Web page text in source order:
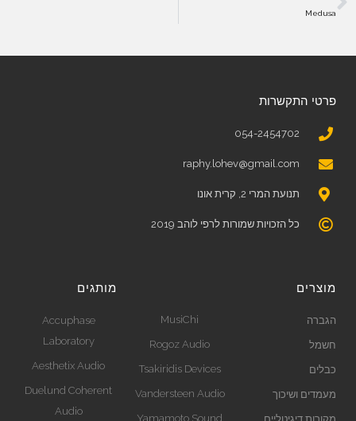
Medusa
פרטי התקשרות
054-2454702
raphy.lohev@gmail.com
תנועת המרי 2, קרית אונו
כל הזכויות שמורות לרפי לוהב 2019
מוצרים
הגברה
חשמל
כבלים
מעמדים ושיכוך
MusiChi
Rogoz Audio
Tsakiridis Devices
Vandersteen Audio
Yamamoto Sound
מותגים
Accuphase
Laboratory
Aesthetix Audio
Duelund Coherent
Audio